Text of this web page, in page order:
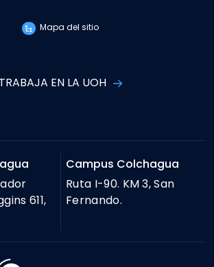
Mapa del sitio
TRABAJA EN LA UOH
611,
Campus Colchagua
Ruta I-90. KM 3, San
Fernando.